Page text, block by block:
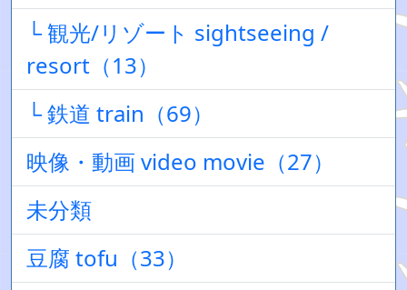
└ 観光/リゾート sightseeing /
resort（13）
└ 鉄道 train（69）
映像・動画 video movie（27）
未分類
豆腐 tofu（33）